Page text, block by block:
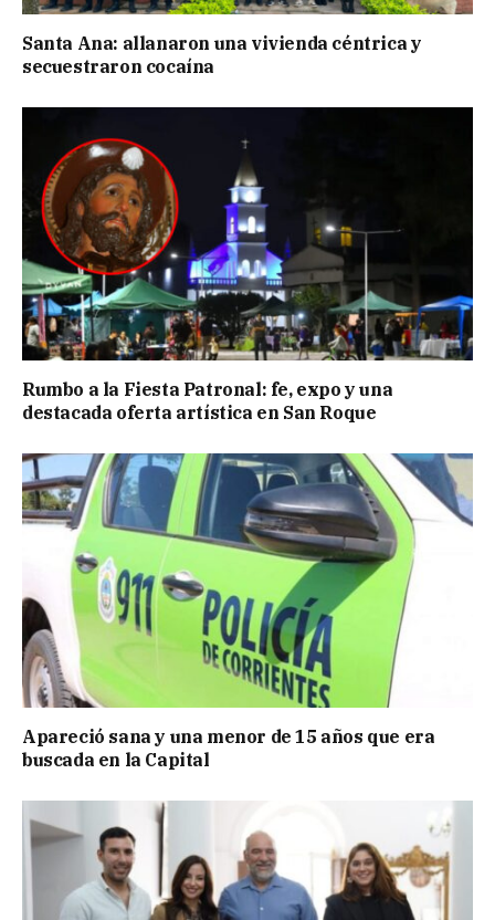
Santa Ana: allanaron una vivienda céntrica y
secuestraron cocaína
Rumbo a la Fiesta Patronal: fe, expo y una
destacada oferta artística en San Roque
Apareció sana y una menor de 15 años que era
buscada en la Capital